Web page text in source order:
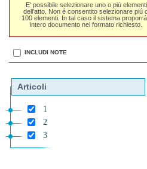
E' possibile selezionare uno o piú elementi
dell'atto. Non é consentito selezionare piú
100 elementi. In tal caso il sistema
intero documento nel formato richiesto.
INCLUDI NOTE
Articoli
1
2
3